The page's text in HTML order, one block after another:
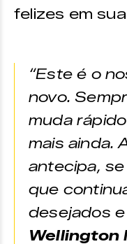
felizes em
“Este é o
novo.
muda
mais ainda.
antecipa,
que
desejados e
Wellington